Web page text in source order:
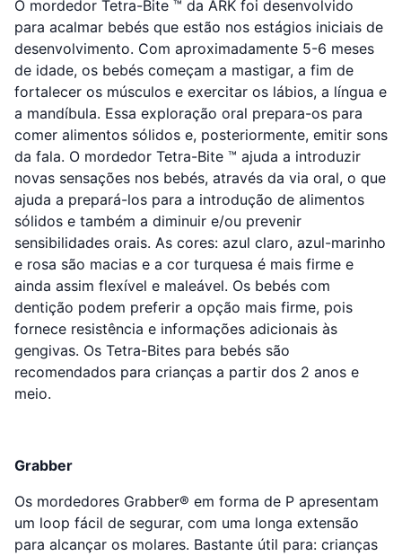
O mordedor Tetra-Bite ™ da ARK foi desenvolvido
para acalmar bebés que estão nos estágios iniciais de
desenvolvimento. Com aproximadamente 5-6 meses
de idade, os bebés começam a mastigar, a fim de
fortalecer os músculos e exercitar os lábios, a língua e
a mandíbula. Essa exploração oral prepara-os para
comer alimentos sólidos e, posteriormente, emitir sons
da fala. O mordedor Tetra-Bite ™ ajuda a introduzir
novas sensações nos bebés, através da via oral, o que
ajuda a prepará-los para a introdução de alimentos
sólidos e também a diminuir e/ou prevenir
sensibilidades orais. As cores: azul claro, azul-marinho
e rosa são macias e a cor turquesa é mais firme e
ainda assim flexível e maleável. Os bebés com
dentição podem preferir a opção mais firme, pois
fornece resistência e informações adicionais às
gengivas. Os Tetra-Bites para bebés são
recomendados para crianças a partir dos 2 anos e
meio.
Grabber
Os mordedores Grabber® em forma de P apresentam
um loop fácil de segurar, com uma longa extensão
para alcançar os molares. Bastante útil para: crianças